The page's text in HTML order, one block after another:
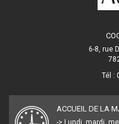
6-8, rue
Tél :
ACCUEIL DE LA
-> Lundi, mardi,